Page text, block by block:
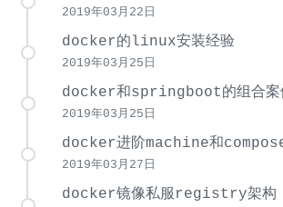
2019年03月22日
docker的linux安装经验
2019年03月25日
docker和springboot的组合案
2019年03月25日
docker进阶machine和
2019年03月27日
docker镜像私服registry架构